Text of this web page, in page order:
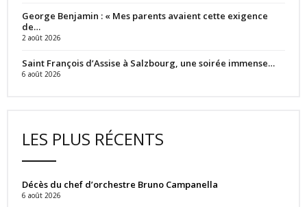
George Benjamin : « Mes parents avaient cette exigence
de…
2 août 2026
Saint François d’Assise à Salzbourg, une soirée immense…
6 août 2026
LES PLUS RÉCENTS
Décès du chef d’orchestre Bruno Campanella
6 août 2026